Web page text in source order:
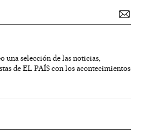
una selección de las noticias,
de EL PAÍS con los acontecimientos